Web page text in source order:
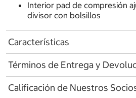
Interior pad de compresión
divisor con bolsillos
Características
Términos de Entrega y
Calificación de Nuestros